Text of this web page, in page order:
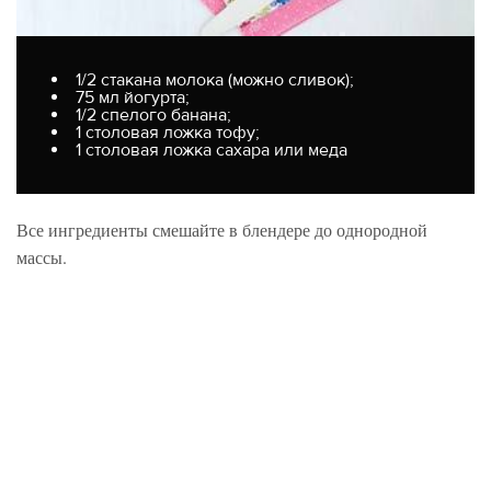
1/2 стакана молока (можно сливок);
75 мл йогурта;
1/2 спелого банана;
1 столовая ложка тофу;
1 столовая ложка сахара или меда
Все ингредиенты смешайте в блендере до однородной
массы.